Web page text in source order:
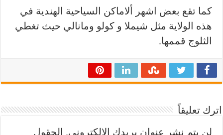
كما تقع بعض اشهر ألاماكن السياحية الهندية في
هذه الولاية مثل شيملا و كولو ومانالي حيث تغطي
الثلوج قممها.
اترك تعليقاً
لن يتم نشر عنوان بريدك الإلكتروني. الحقول